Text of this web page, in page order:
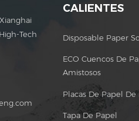
Tech
CALIENTES
Disposable Paper
ECO Cuencos De
Amistosos
Placas De Papel De
Tapa De Papel